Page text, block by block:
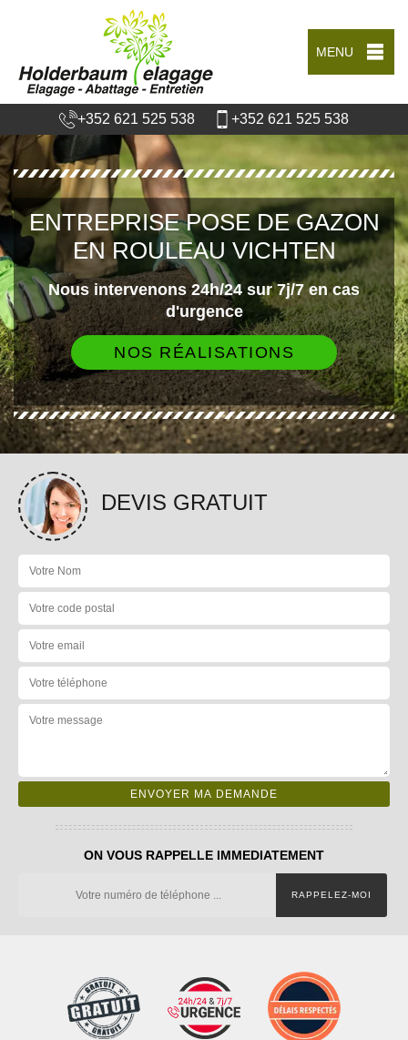
MENU
+352 621 525 538 +352 621 525 538
ENTREPRISE POSE DE GAZON
EN ROULEAU VICHTEN
Nous intervenons 24h/24 sur 7j/7 en cas
d'urgence
NOS RÉALISATIONS
DEVIS GRATUIT
ON VOUS RAPPELLE IMMEDIATEMENT